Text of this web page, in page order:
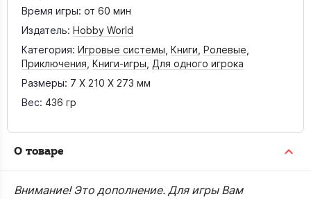
Время игры: от 60 мин
Издатель: Hobby World
Категория: Игровые системы Книги Ролевые
Приключения Книги-игры Для одного игрока
Размеры: 7 X 210 X 273 мм
Вес: 436 гр
О товаре
Внимание! Это дополнение. Для игры Вам